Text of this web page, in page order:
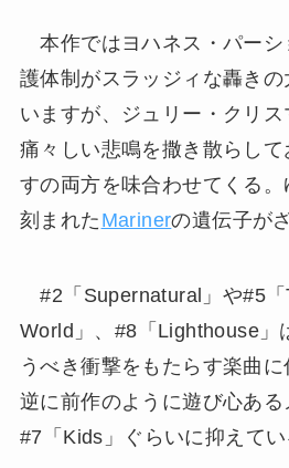
本作ではヨハネス・パーシ
護体制がスラッジィな轟き
いますが、ジュリー・クリ
痛々しい悲鳴を撒き散らして
すの両方を味合わせてくる
刻まれた Marinerの遺伝子が
#2「Supernatural」や#5
World」、#8「Lighthouse」
うべき衝撃をもたらす楽曲に
逆に前作のように遊び心あ
#7「Kids」ぐらいに抑えてい